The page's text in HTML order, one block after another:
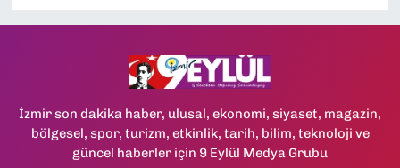
İzmir son dakika haber, ulusal, ekonomi, siyaset, magazin,
bölgesel, spor, turizm, etkinlik, tarih, bilim, teknoloji ve
güncel haberler için 9 Eylül Medya Grubu